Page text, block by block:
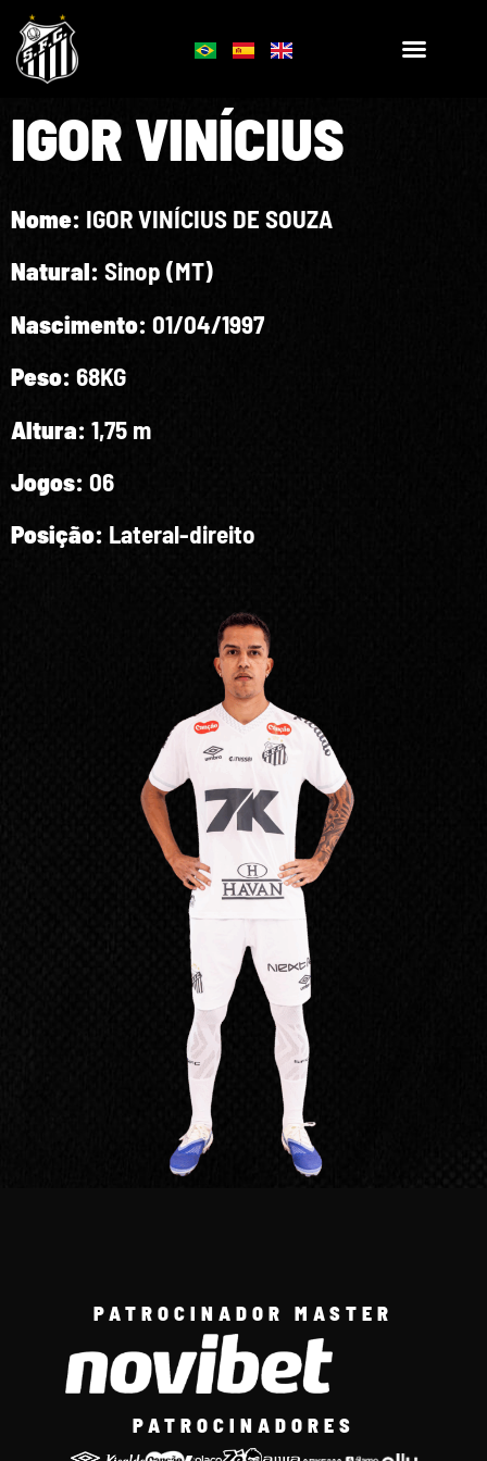
IGOR VINÍCIUS
Nome: IGOR VINÍCIUS DE SOUZA
Natural: Sinop (MT)
Nascimento: 01/04/1997
Peso: 68KG
Altura: 1,75 m
Jogos: 06
Posição: Lateral-direito
PATROCINADOR MASTER
PATROCINADORES